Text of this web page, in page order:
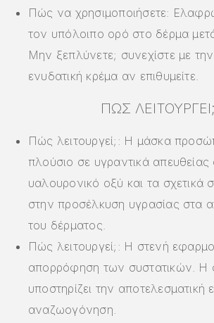
Πώς να χρησιμοποιήσετε:
τον υπόλοιπο ορό στο δέρμα
Μην ξεπλύνετε; συνεχίστε με
ενυδατική κρέμα αν επιθυμείτε.
ΠΏΣ ΛΕΙΤΟΥΡΓΕΊ;
Πώς λειτουργεί;: Η μάσκα
πλούσιο σε υγραντικά
υαλουρονικό οξύ και τα σχετικά
στην προσέλκυση υγρασίας στα
του δέρματος.
Πώς λειτουργεί;: Η στενή
απορρόφηση των συστατικών. Η
υποστηρίζει την αποτελεσματική
αναζωογόνηση.